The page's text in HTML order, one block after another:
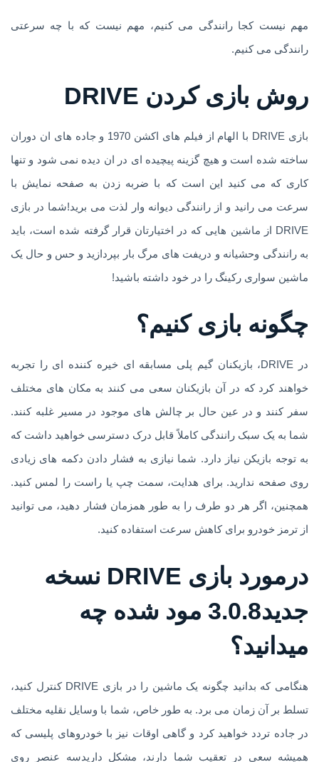
مهم نیست کجا رانندگی می کنیم، مهم نیست که با چه سرعتی
رانندگی می کنیم.
روش بازی کردن DRIVE
بازی DRIVE با الهام از فیلم های اکشن 1970 و جاده های ان دوران
ساخته شده است و هیچ گزینه پیچیده ای در ان دیده نمی شود و تنها
کاری که می کنید این است که با ضربه زدن به صفحه نمایش با
سرعت می رانید و از رانندگی دیوانه وار لذت می برید!شما در بازی
DRIVE از ماشین هایی که در اختیارتان قرار گرفته شده است، باید
به رانندگی وحشیانه و دریفت های مرگ بار بپردازید و حس و حال یک
ماشین سواری رکینگ را در خود داشته باشید!
چگونه بازی کنیم؟
در DRIVE، بازیکنان گیم پلی مسابقه ای خیره کننده ای را تجربه
خواهند کرد که در آن بازیکنان سعی می کنند به مکان های مختلف
سفر کنند و در عین حال بر چالش های موجود در مسیر غلبه کنند.
شما به یک سبک رانندگی کاملاً قابل درک دسترسی خواهید داشت که
به توجه بازیکن نیاز دارد. شما نیازی به فشار دادن دکمه های زیادی
روی صفحه ندارید. برای هدایت، سمت چپ یا راست را لمس کنید.
همچنین، اگر هر دو طرف را به طور همزمان فشار دهید، می توانید
از ترمز خودرو برای کاهش سرعت استفاده کنید.
درمورد بازی DRIVE نسخه
جدید3.0.8 مود شده چه
میدانید؟
هنگامی که بدانید چگونه یک ماشین را در بازی DRIVE کنترل کنید،
تسلط بر آن زمان می برد. به طور خاص، شما با وسایل نقلیه مختلف
در جاده تردد خواهید کرد و گاهی اوقات نیز با خودروهای پلیسی که
همیشه سعی در تعقیب شما دارند، مشکل داریدسه عنصر روی